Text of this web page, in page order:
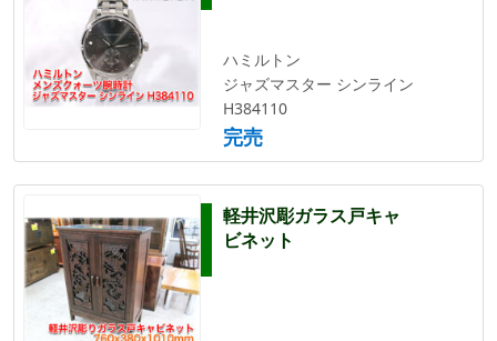
ハミルトン
ジャズマスター シンライン
H384110
完売
軽井沢彫ガラス戸キャ
ビネット